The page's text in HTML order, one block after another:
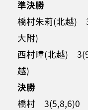
準決勝
橋村朱莉(北越)
大附)
西村瞳(北越)
越)
決勝
橋村 3(5,8,6)0